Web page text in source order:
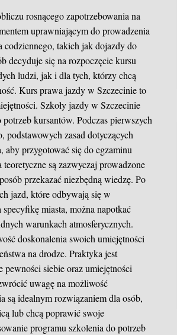
rosnącego zapotrzebowania na
uprawniającym do prowadzenia
codziennego, takich jak dojazdy do
decyduje się na rozpoczęcie kursu
ludzi, jak i dla tych, którzy chcą
Kurs prawa jazdy w Szczecinie to
Szkoły jazdy w Szczecinie
kursantów. Podczas pierwszych
podstawowych zasad dotyczących
aby przygotować się do egzaminu
są zazwyczaj prowadzone
przekazać niezbędną wiedzę. Po
jazd, które odbywają się w
miasta, można napotkać
warunkach atmosferycznych.
doskonalenia swoich umiejętności
na drodze. Praktyka jest
siebie oraz umiejętności
uwagę na możliwość
są idealnym rozwiązaniem dla osób,
lub chcą poprawić swoje
programu szkolenia do potrzeb